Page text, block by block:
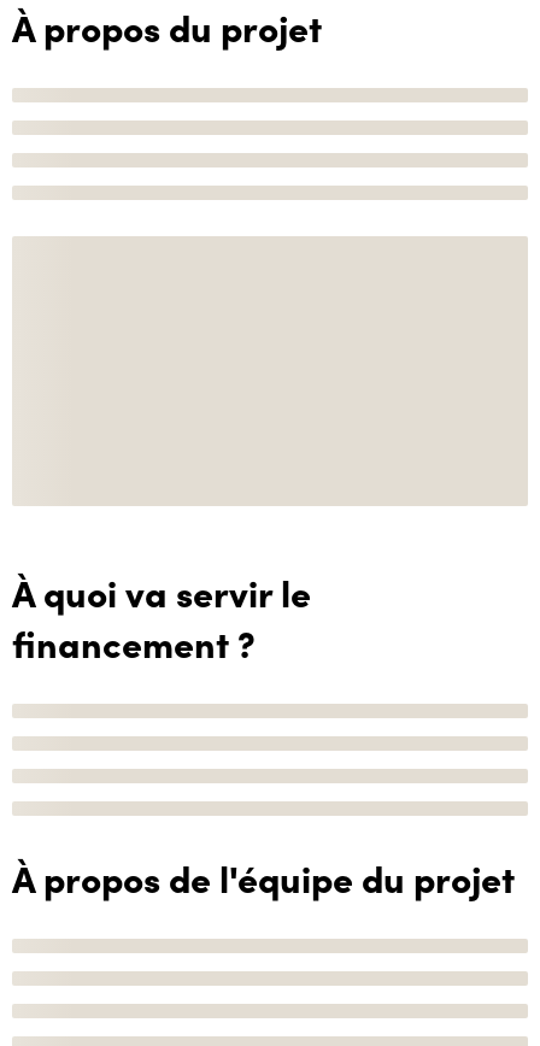
À propos du projet
À quoi va servir le
financement ?
À propos de l'équipe du projet